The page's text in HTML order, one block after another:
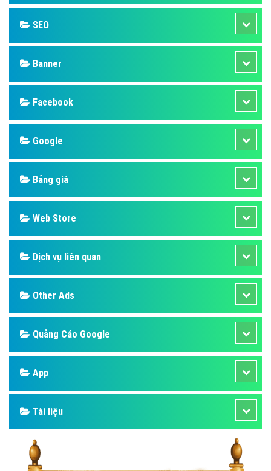
SEO
Banner
Facebook
Google
Bảng giá
Web Store
Dịch vụ liên quan
Other Ads
Quảng Cáo Google
App
Tài liệu